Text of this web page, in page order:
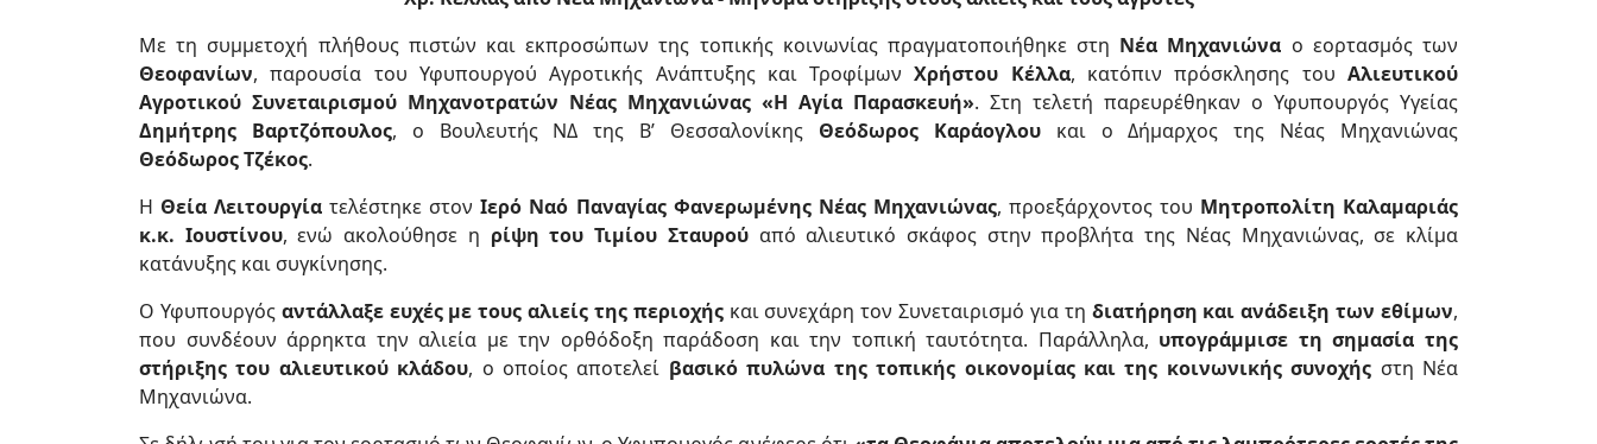
Με τη συμμετοχή πλήθους πιστών και εκπροσώπων της τοπικής κοινωνίας πραγματοποιήθηκε στη Νέα Μηχανιώνα ο εορτασμός των
Θεοφανίων, παρουσία του Υφυπουργού Αγροτικής Ανάπτυξης και ΤροφίμωνΧρήστου Κέλλα, κατόπιν πρόσκλησης τουΑλιευτικού
Αγροτικού Συνεταιρισμού Μηχανοτρατών Νέας Μηχανιώνας «Η Αγία Παρασκευή». Στη τελετή παρευρέθηκαν ο Υφυπουργός Υγείας
Δημήτρης Βαρτζόπουλος, ο Βουλευτής ΝΔ της Β’ Θεσσαλονίκης Θεόδωρος Καράογλουκαι ο Δήμαρχος της Νέας Μηχανιώνας
Θεόδωρος Τζέκος.
Η Θεία Λειτουργία τελέστηκε στονΙερό Ναό Παναγίας Φανερωμένης Νέας Μηχανιώνας, προεξάρχοντος του Μητροπολίτη Καλαμαριάς
κ.κ. Ιουστίνου, ενώ ακολούθησε η ρίψη του Τιμίου Σταυρούαπό αλιευτικό σκάφος στην προβλήτα της Νέας Μηχανιώνας, σε κλίμα
κατάνυξης και συγκίνησης.
Ο Υφυπουργός αντάλλαξε ευχές με τους αλιείς της περιοχήςκαι συνεχάρη τον Συνεταιρισμό για τη διατήρηση και ανάδειξη των εθίμων,
που συνδέουν άρρηκτα την αλιεία με την ορθόδοξη παράδοση και την τοπική ταυτότητα. Παράλληλα, υπογράμμισε τη σημασία της
στήριξης του αλιευτικού κλάδου, ο οποίος αποτελεί βασικό πυλώνα της τοπικής οικονομίας και της κοινωνικής συνοχής στη Νέα
Μηχανιώνα.